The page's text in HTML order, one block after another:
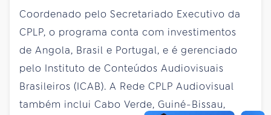
Coordenado pelo Secretariado Executivo da
CPLP, o programa conta com investimentos
de Angola, Brasil e Portugal, e é gerenciado
pelo Instituto de Conteúdos Audiovisuais
Brasileiros (ICAB). A Rede CPLP Audiovisual
também inclui Cabo Verde, Guiné-Bissau,